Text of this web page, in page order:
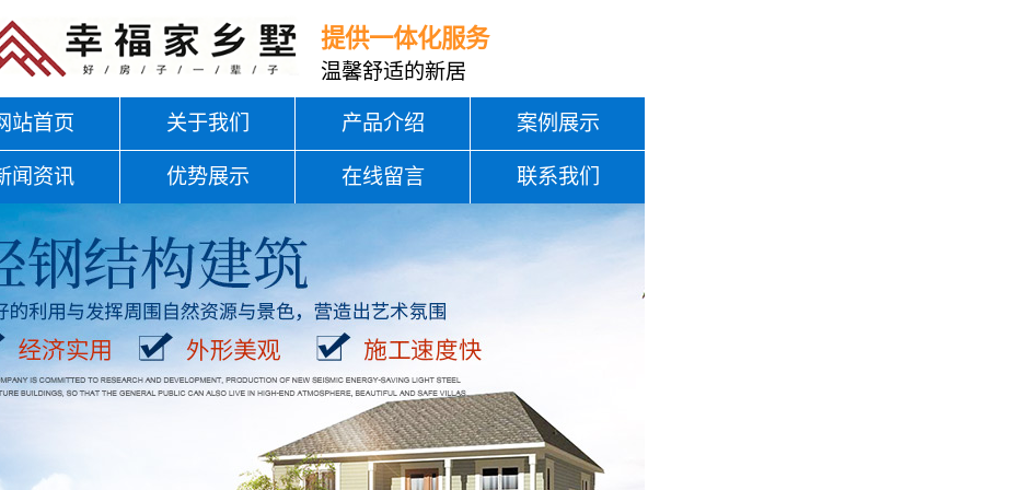
提供一体化服务
温馨舒适的新居
站首页 关于我们 产品介绍 案例展示
闻资讯 优势展示 在线留言 联系我们